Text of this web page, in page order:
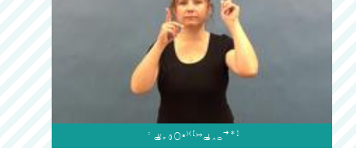
